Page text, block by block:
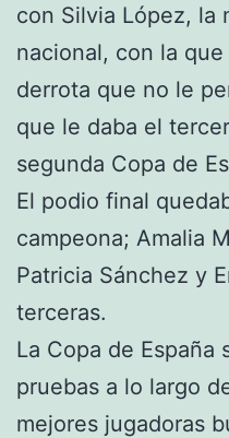
con Silvia López, la
nacional, con la
derrota que no le
que le daba el
segunda Copa de
El podio final
campeona; Amalia
Patricia Sánchez y
terceras.
La Copa de España
pruebas a lo largo
mejores jugadoras